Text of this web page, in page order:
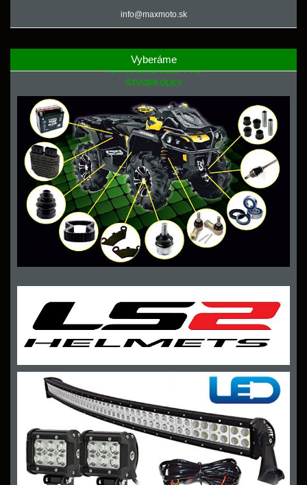
info@maxmoto.sk
Vyberáme
NÁHRADNÉ DIELY PRE
ŠTVORKOLKY